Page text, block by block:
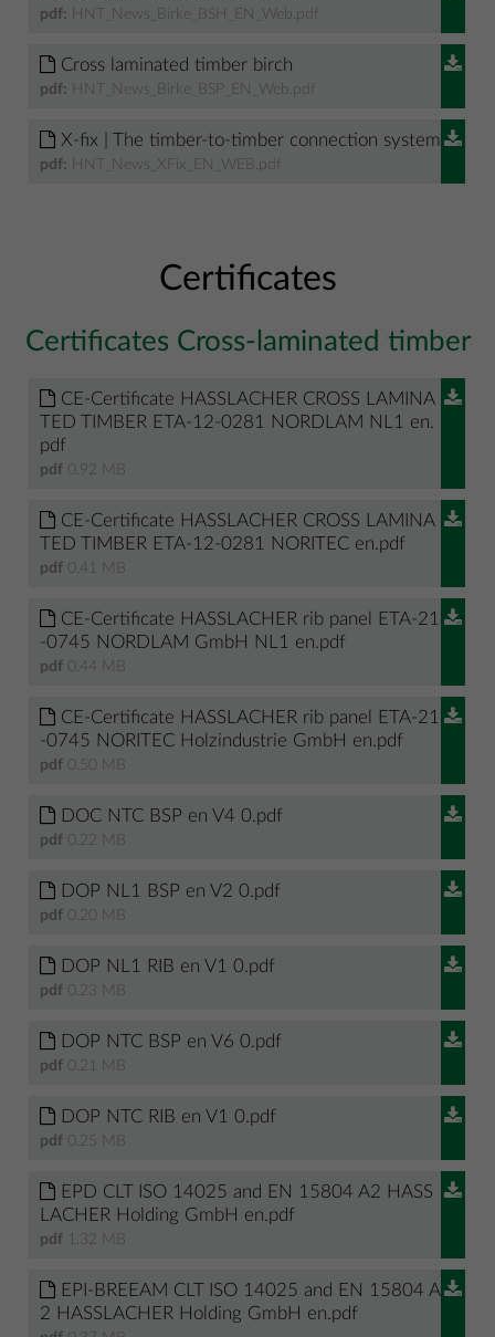
pdf: HNT_News_Birke_BSH_EN_Web.pdf
Cross laminated timber birch
pdf: HNT_News_Birke_BSP_EN_Web.pdf
X-fix | The timber-to-timber connection system
pdf: HNT_News_XFix_EN_WEB.pdf
Certificates
Certificates Cross-laminated timber
CE-Certificate HASSLACHER CROSS LAMINA
TED TIMBER ETA-12-0281 NORDLAM NL1 en.
pdf
pdf 0.92 MB
CE-Certificate HASSLACHER CROSS LAMINA
TED TIMBER ETA-12-0281 NORITEC en.pdf
pdf 0.41 MB
CE-Certificate HASSLACHER rib panel ETA-21
-0745 NORDLAM GmbH NL1 en.pdf
pdf 0.44 MB
CE-Certificate HASSLACHER rib panel ETA-21
-0745 NORITEC Holzindustrie GmbH en.pdf
pdf 0.50 MB
DOC NTC BSP en V4 0.pdf
pdf 0.22 MB
DOP NL1 BSP en V2 0.pdf
pdf 0.20 MB
DOP NL1 RIB en V1 0.pdf
pdf 0.23 MB
DOP NTC BSP en V6 0.pdf
pdf 0.21 MB
DOP NTC RIB en V1 0.pdf
pdf 0.25 MB
EPD CLT ISO 14025 and EN 15804 A2 HASS
LACHER Holding GmbH en.pdf
pdf 1.32 MB
EPI-BREEAM CLT ISO 14025 and EN 15804 A
2 HASSLACHER Holding GmbH en.pdf